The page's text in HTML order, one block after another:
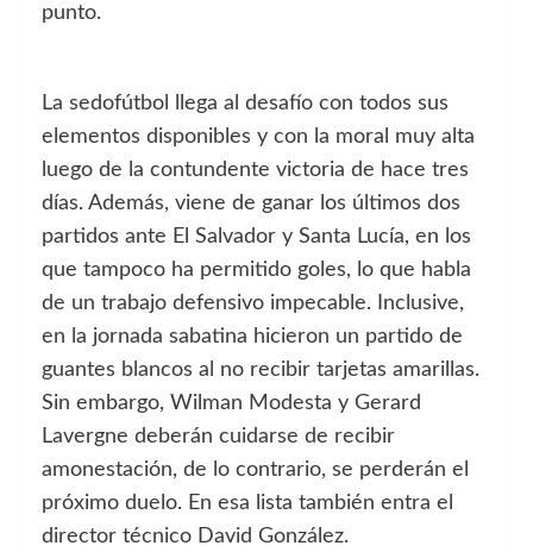
punto.
La sedofútbol llega al desafío con todos sus
elementos disponibles y con la moral muy alta
luego de la contundente victoria de hace tres
días. Además, viene de ganar los últimos dos
partidos ante El Salvador y Santa Lucía, en los
que tampoco ha permitido goles, lo que habla
de un trabajo defensivo impecable. Inclusive,
en la jornada sabatina hicieron un partido de
guantes blancos al no recibir tarjetas amarillas.
Sin embargo, Wilman Modesta y Gerard
Lavergne deberán cuidarse de recibir
amonestación, de lo contrario, se perderán el
próximo duelo. En esa lista también entra el
director técnico David González.